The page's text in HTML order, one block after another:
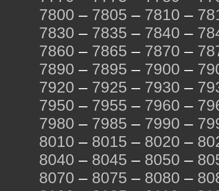
7800 – 7805 – 7810 –
7830 – 7835 – 7840 –
7860 – 7865 – 7870 –
7890 – 7895 – 7900 –
7920 – 7925 – 7930 –
7950 – 7955 – 7960 –
7980 – 7985 – 7990 –
8010 – 8015 – 8020 –
8040 – 8045 – 8050 –
8070 – 8075 – 8080 –